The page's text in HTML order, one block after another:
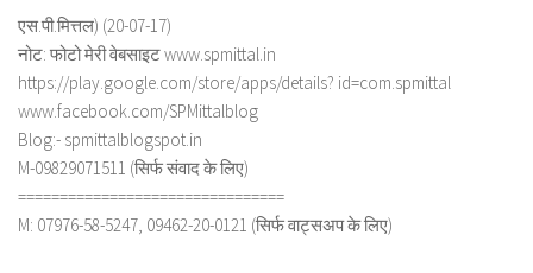
एस.पी.मित्तल) (20-07-17)
नोट: फोटो मेरी वेबसाइट www.spmittal.in
https://play.google.com/store/apps/details? id=com.spmittal
www.facebook.com/SPMittalblog
Blog:- spmittalblogspot.in
M-09829071511 (सिर्फ संवाद के लिए)
================================
M: 07976-58-5247, 09462-20-0121 (सिर्फ वाट्सअप के लिए)